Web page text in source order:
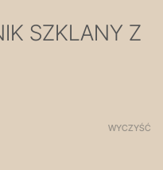
SZKLANY Z
WYCZYŚĆ